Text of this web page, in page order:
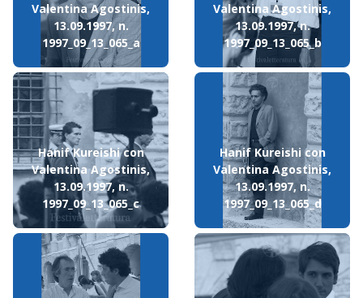
Valentina Agostinis,
13.09.1997, n.
1997_09_13_065_a
Valentina Agostinis,
13.09.1997, n.
1997_09_13_065_b
Hanif Kureishi con
Valentina Agostinis,
13.09.1997, n.
1997_09_13_065_c
Hanif Kureishi con
Valentina Agostinis,
13.09.1997, n.
1997_09_13_065_d